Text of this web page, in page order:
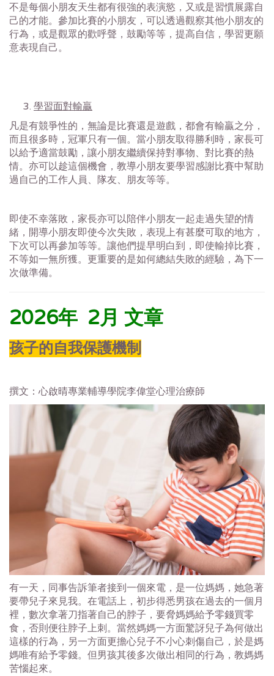
不是每個小朋友天生都有很強的表演慾，又或是習慣展露自
己的才能。參加比賽的小朋友，可以透過觀察其他小朋友的
行為，或是觀眾的歡呼聲，鼓勵等等，提高自信，學習更願
意表現自己。
學習面對輸贏
凡是有競爭性的，無論是比賽還是遊戲，都會有輸贏之分，
而且很多時，冠軍只有一個。當小朋友取得勝利時，家長可
以給予適當鼓勵，讓小朋友繼續保持對事物、對比賽的熱
情。亦可以趁這個機會，教導小朋友要學習感謝比賽中幫助
過自己的工作人員、隊友、朋友等等。
即使不幸落敗，家長亦可以陪伴小朋友一起走過失望的情
緒，開導小朋友即使今次失敗，表現上有甚麼可取的地方，
下次可以再參加等等。讓他們提早明白到，即使輸掉比賽，
不等如一無所獲。更重要的是如何總結失敗的經驗，為下一
次做準備。
2026年 2月 文章
孩子的自我保護機制
撰文：心啟晴專業輔導學院李偉堂心理治療師
有一天，同事告訴筆者接到一個來電，是一位媽媽，她急著
要帶兒子來見我。在電話上，初步得悉男孩在過去的一個月
裡，數次拿著刀指著自己的脖子，要脅媽媽給予零錢買零
食，否則便往脖子上刺。當然媽媽一方面驚訝兒子為何做出
這樣的行為，另一方面更擔心兒子不小心刺傷自己，於是媽
媽唯有給予零錢。但男孩其後多次做出相同的行為，教媽媽
苦惱起來。